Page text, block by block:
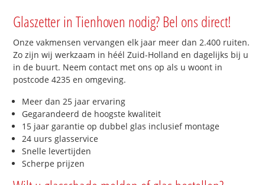
Glaszetter in Tienhoven nodig? Bel ons direct!
Onze vakmensen vervangen elk jaar meer dan 2.400 ruiten.
Zo zijn wij werkzaam in héél Zuid-Holland en dagelijks bij u
in de buurt. Neem contact met ons op als u woont in
postcode 4235 en omgeving.
Meer dan 25 jaar ervaring
Gegarandeerd de hoogste kwaliteit
15 jaar garantie op dubbel glas inclusief montage
24 uurs glasservice
Snelle levertijden
Scherpe prijzen